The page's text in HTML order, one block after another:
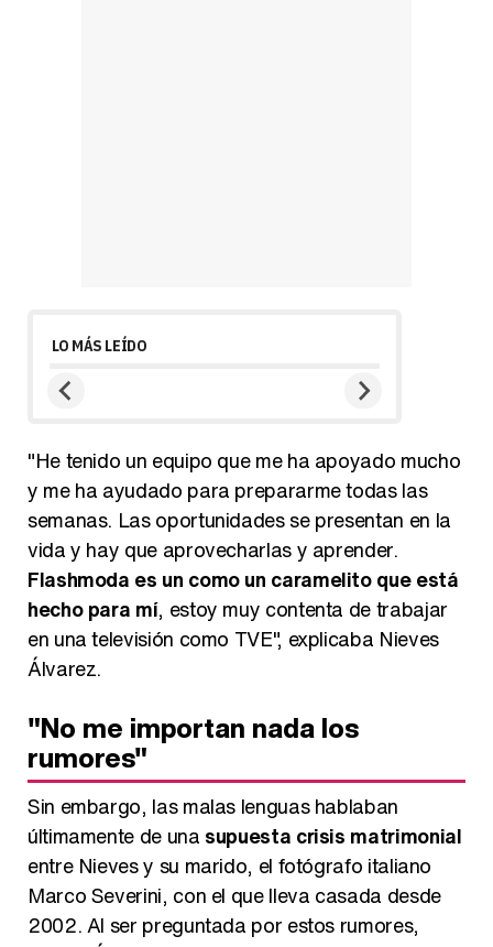
LO MÁS LEÍDO
"He tenido un equipo que me ha apoyado mucho
y me ha ayudado para prepararme todas las
semanas. Las oportunidades se presentan en la
vida y hay que aprovecharlas y aprender.
Flashmoda es un como un caramelito que está
hecho para mí, estoy muy contenta de trabajar
en una televisión como TVE", explicaba Nieves
Álvarez.
"No me importan nada los
rumores"
Sin embargo, las malas lenguas hablaban
últimamente de una supuesta crisis matrimonial
entre Nieves y su marido, el fotógrafo italiano
Marco Severini, con el que lleva casada desde
2002. Al ser preguntada por estos rumores,